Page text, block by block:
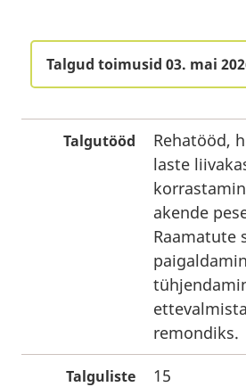
Talgud toimusid 03. mai
Talgutööd
Rehatööd,
laste
akende
Raamatute
remondiks.
Talguliste
15